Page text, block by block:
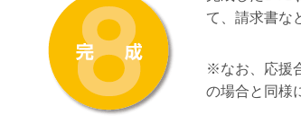
て、請求書な
※なお、応援
の場合と同様